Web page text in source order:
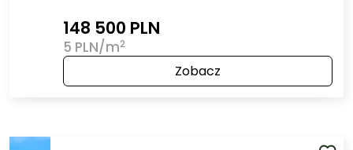
148 500 PLN
5 PLN/m2
Zobacz